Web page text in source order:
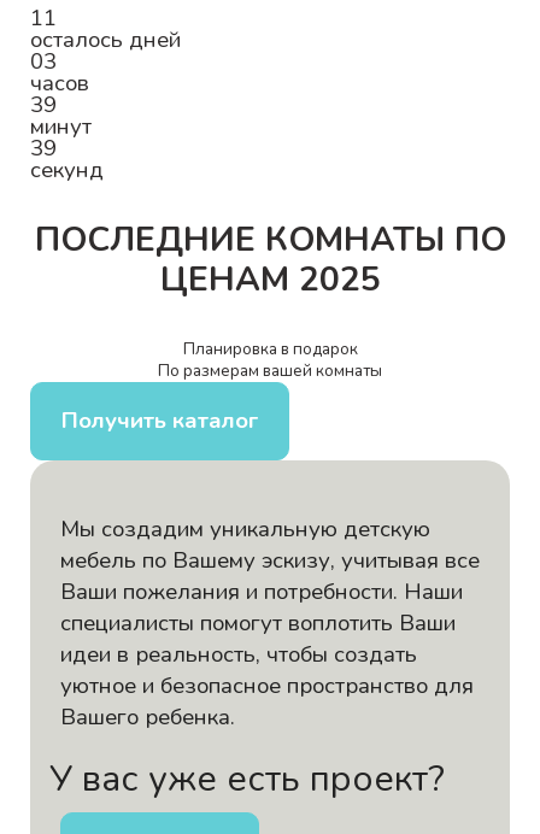
Мы создадим уникальную детскую
мебель по Вашему эскизу, учитывая все
Ваши пожелания и потребности. Наши
специалисты помогут воплотить Ваши
идеи в реальность, чтобы создать
уютное и безопасное пространство для
Вашего ребенка.
У вас уже есть проект?
11
осталось дней
03
часов
39
минут
39
секунд
ПОСЛЕДНИЕ КОМНАТЫ ПО
ЦЕНАМ 2025
Планировка в подарок
По размерам вашей комнаты
Получить каталог